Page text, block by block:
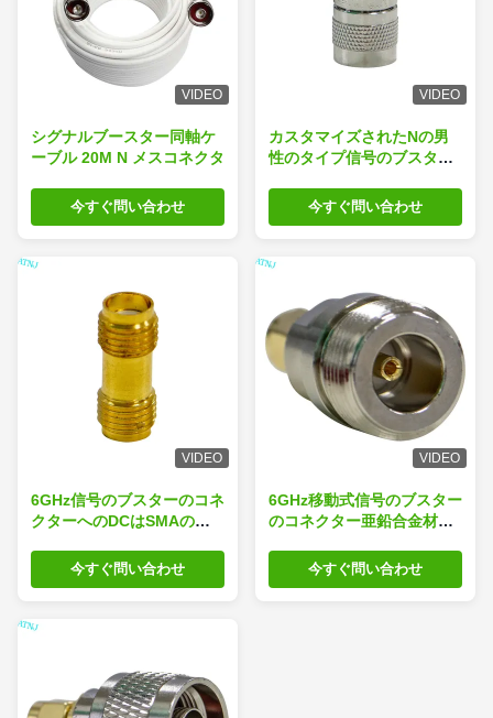
VIDEO
シグナルブースター同軸ケ
ーブル 20M N メスコネクタ
今すぐ問い合わせ
VIDEO
カスタマイズされたNの男
性のタイプ信号のブスター
ンピーダンス
今すぐ問い合わせ
VIDEO
6GHz信号のブスターのコネ
クターへのDCはSMAの女
今すぐ問い合わせ
VIDEO
6GHz移動式信号のブスター
のコネクター亜鉛合金材料
今すぐ問い合わせ